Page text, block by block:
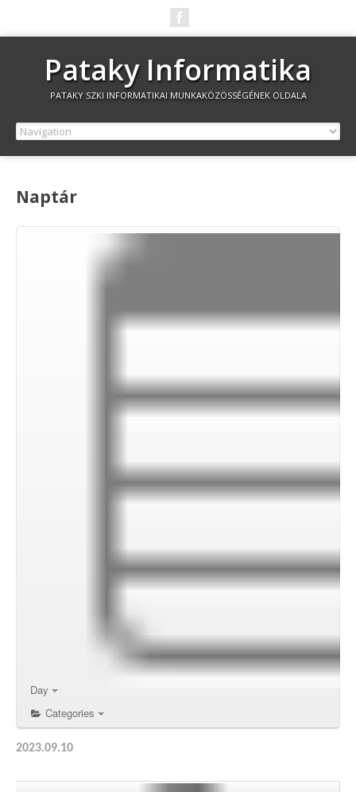
Pataky Informatika
PATAKY SZKI INFORMATIKAI MUNKAKÖZÖSSÉGÉNEK OLDALA
Naptár
Day
Categories
2023.09.10
02:00
03:00
04:00